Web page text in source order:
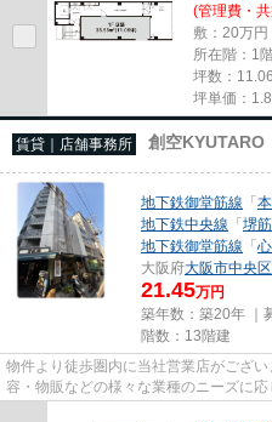
(管理費・
敷：20万
所在階：1
坪数：
坪単価：
賃貸｜店舗事務所 創空
地下鉄御堂筋線 「
地下鉄中央線 「堺
地下鉄御堂筋線 「
大阪府大阪市中央区
21.45万円
築年数：築20年 ｜
階数：13階建
物件より徒歩圏内に当社営業店がござ
容・物販などの様々な業種のニーズに
尚、弊社ではおとり広告は一切...